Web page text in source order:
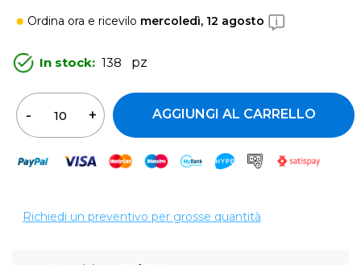
Ordina ora e ricevilo mercoledì, 12 agosto
In stock: 138 pz
AGGIUNGI AL CARRELLO
Richiedi un preventivo per grosse quantità